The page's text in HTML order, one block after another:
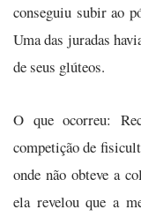
conseguiu subir ao
Uma das juradas
de seus glúteos.
O que ocorreu:
competição de
onde não obteve a
ela revelou que a